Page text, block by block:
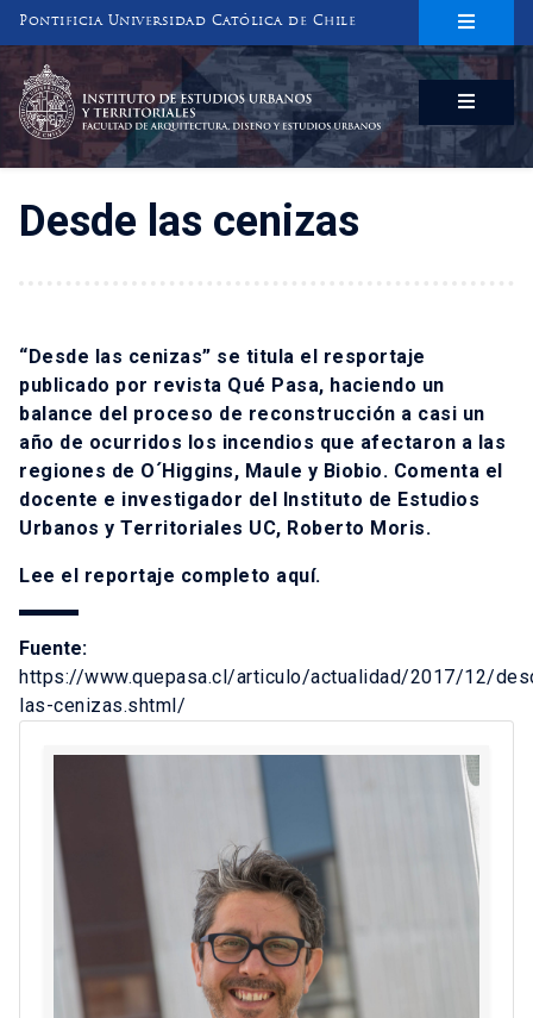
Pontificia Universidad Católica de Chile
INSTITUTO DE ESTUDIOS URBANOS
Y TERRITORIALES
FACULTAD DE ARQUITECTURA, DISEÑO Y ESTUDIOS URBANOS
Desde las cenizas
“Desde las cenizas” se titula el resportaje
publicado por revista Qué Pasa, haciendo un
balance del proceso de reconstrucción a casi un
año de ocurridos los incendios que afectaron a las
regiones de O´Higgins, Maule y Biobio. Comenta el
docente e investigador del Instituto de Estudios
Urbanos y Territoriales UC, Roberto Moris.
Lee el reportaje completo aquí.
Fuente:
https://www.quepasa.cl/articulo/actualidad/2017/12/
las-cenizas.shtml/